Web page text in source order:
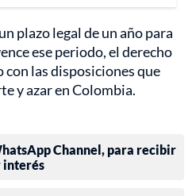
plazo legal de un año para
ese periodo, el derecho
con las disposiciones que
y azar en Colombia.
Channel, para recibir
interés